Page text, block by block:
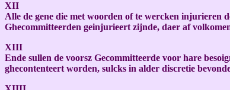
XII
Alle de gene die met woorden of te wercken injurieren
Ghecommitteerden geinjurieert zijnde, daer af
XIII
Ende sullen de voorsz Gecommitteerde voor hare
ghecontenteert worden, sulcks in alder discretie